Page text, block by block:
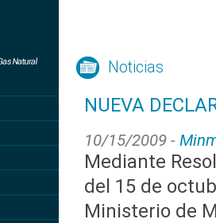
Noticias
NUEVA
10/15/2009 -
Mediante
del 15 de
Ministerio de